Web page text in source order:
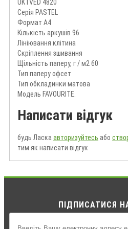
UKTVED 4820
Серія PASTEL
Формат А4
Кількість аркушів 96
Лініювання клітина
Скріплення зшивання
Щільність паперу, г / м2 60
Тип паперу офсет
Тип обкладинки матова
Модель FAVOURITE.
Написати відгук
будь Ласка авторизуйтесь або
тим як написати відгук
ПІДПИСАТИСЯ